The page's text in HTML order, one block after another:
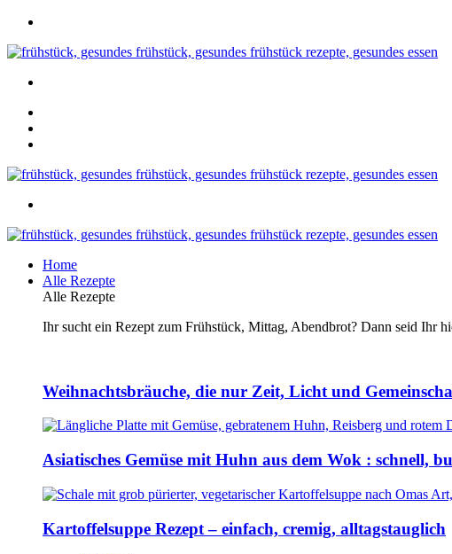
Home
Alle Rezepte
Alle Rezepte
Ihr sucht ein Rezept zum Frühstück, Mittag, Abendbrot? Dann seid Ihr
Weihnachtsbräuche, die nur Zeit, Licht und
Asiatisches Gemüse mit Huhn aus dem Wok : schnell,
Kartoffelsuppe Rezept – einfach, cremig, alltagstauglich